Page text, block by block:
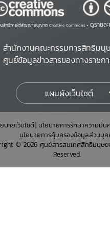
สิทธิ์ภายใต้สัญญาอนุญาต Creative Commons • ดูรายล
สำนักงานคณะกรรมการสิทธิมนุ
ศูนย์ข้อมูลข่าวสารของทางราชก
แผนผังเว็บไซต์
บายเว็บไซต์ นโยบายการรักษาความมั่
นโยบายการคุ้มครองข้อมูลส่วนบุ
© 2026 ศูนย์สารสนเทศสิทธิมนุษ
Reserved.